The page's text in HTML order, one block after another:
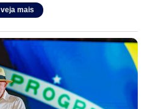
veja mais